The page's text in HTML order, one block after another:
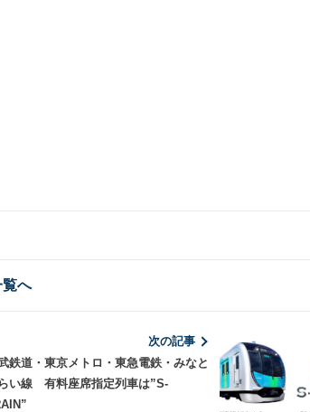
覧へ
次の記事
鉄道・東京メトロ・東急電鉄・みなと
い線 有料座席指定列車は”S-